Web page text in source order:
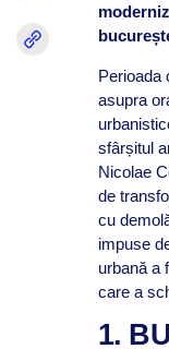
Perioada
asupra
sfârșitul
Nicolae
de
cu
impuse
urbană a
care a
1.